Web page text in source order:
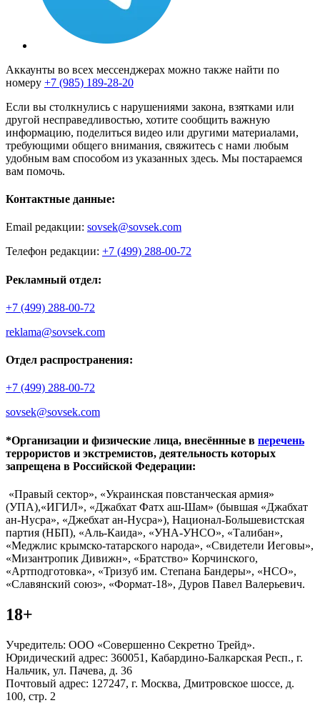
Аккаунты во всех мессенджерах можно также найти по
номеру +7 (985) 189-28-20
Если вы столкнулись с нарушениями закона, взятками или
другой несправедливостью, хотите сообщить важную
информацию, поделиться видео или другими материалами,
требующими общего внимания, свяжитесь с нами любым
удобным вам способом из указанных здесь. Мы постараемся
вам помочь.
Контактные данные:
Email редакции: sovsek@sovsek.com
Телефон редакции: +7 (499) 288-00-72
Рекламный отдел:
+7 (499) 288-00-72
reklama@sovsek.com
Отдел распространения:
+7 (499) 288-00-72
sovsek@sovsek.com
*Организации и физические лица, внесённные в перечень
террористов и экстремистов, деятельность которых
запрещена в Российской Федерации:
«Правый сектор», «Украинская повстанческая армия»
(УПА),«ИГИЛ», «Джабхат Фатх аш-Шам» (бывшая «Джабхат
ан-Нусра», «Джебхат ан-Нусра»), Национал-Большевистская
партия (НБП), «Аль-Каида», «УНА-УНСО», «Талибан»,
«Меджлис крымско-татарского народа», «Свидетели Иеговы»,
«Мизантропик Дивижн», «Братство» Корчинского,
«Артподготовка», «Тризуб им. Степана Бандеры», «НСО»,
«Славянский союз», «Формат-18», Дуров Павел Валерьевич.
18+
Учредитель: ООО «Совершенно Секретно Трейд».
Юридический адрес: 360051, Кабардино-Балкарская Респ., г.
Нальчик, ул. Пачева, д. 36
Почтовый адрес: 127247, г. Москва, Дмитровское шоссе, д.
100, стр. 2